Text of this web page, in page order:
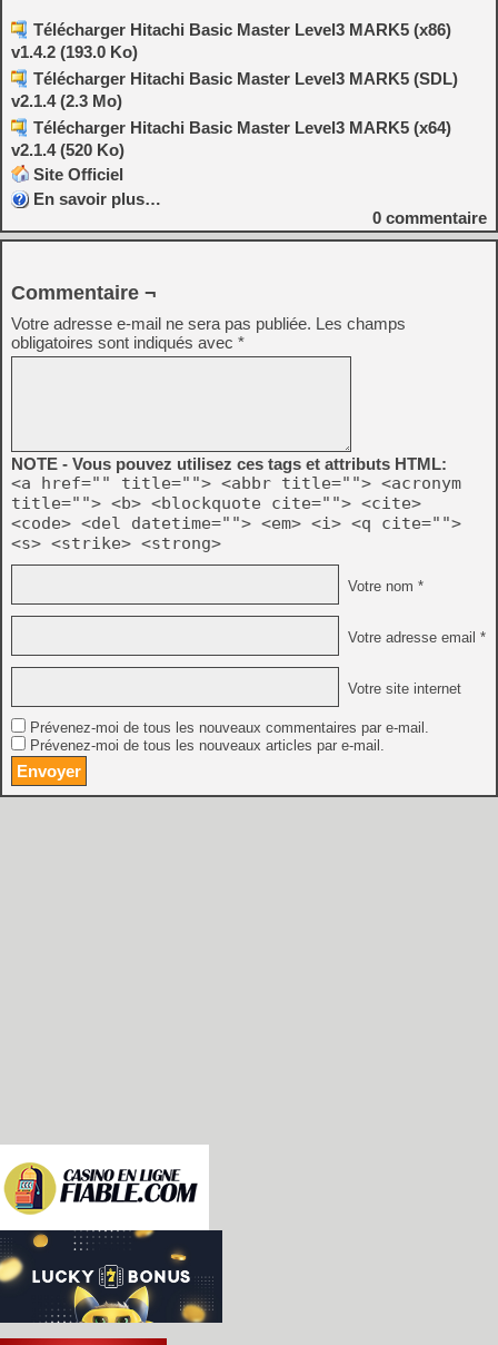
Télécharger Hitachi Basic Master Level3 MARK5 (x86)
v1.4.2 (193.0 Ko)
Télécharger Hitachi Basic Master Level3 MARK5 (SDL)
v2.1.4 (2.3 Mo)
Télécharger Hitachi Basic Master Level3 MARK5 (x64)
v2.1.4 (520 Ko)
Site Officiel
En savoir plus…
0 commentaire
Commentaire ¬
Votre adresse e-mail ne sera pas publiée. Les champs
obligatoires sont indiqués avec *
NOTE - Vous pouvez utilisez ces tags et attributs HTML:
<a href="" title=""> <abbr title=""> <acronym
title=""> <b> <blockquote cite=""> <cite>
<code> <del datetime=""> <em> <i> <q cite="">
<s> <strike> <strong>
Votre nom *
Votre adresse email *
Votre site internet
Prévenez-moi de tous les nouveaux commentaires par e-mail.
Prévenez-moi de tous les nouveaux articles par e-mail.